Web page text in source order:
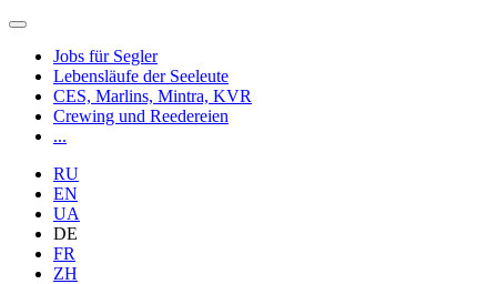
Jobs für Segler
Lebensläufe der Seeleute
CES, Marlins, Mintra, KVR
Crewing und Reedereien
...
RU
EN
UA
DE
FR
ZH